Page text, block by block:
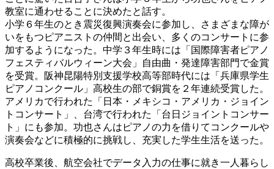
教室に通わせることに決めたと話す。
小学６年生のとき震災復興演奏会に参加し、さまざまな障が
いをもつピアニストの仲間と出会い、多くのコンサートに参
加するようになった。中学３年生時には「国際障害者ピアノ
フェスティバルウィーン大会」自由曲・発達障害部門で金賞
を受賞。阪神昆陽特別支援学校高等部時代には「兵庫県学生
ピアノコンクール」高校生の部で銅賞を２年連続受賞した。
アメリカで行われた「日本・メキシコ・アメリカ・ジョイン
トコンサート」、台湾で行われた「台日ジョイントコンサー
ト」にも参加。功也さんはピアノの力を借りてコンクールや
演奏会などに積極的に挑戦し、充実した学生生活を送った。
高校卒業後、航空会社でデータ入力の仕事に就き一人暮らし